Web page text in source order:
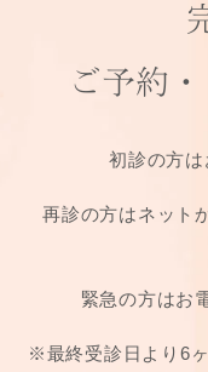
ご予約
初診の方は
再診の方はネット
緊急の方はお
※最終受診日より6